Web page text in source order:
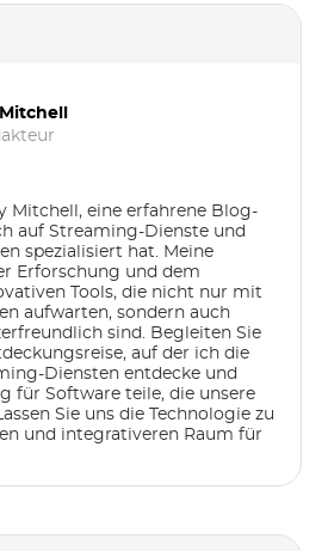
Mitchell, eine erfahrene Blog-
auf Streaming-Dienste und
spezialisiert hat. Meine
Erforschung und dem
Tools, die nicht nur mit
aufwarten, sondern auch
sind. Begleiten Sie
auf der ich die
Diensten entdecke und
für Software teile, die unsere
Sie uns die Technologie zu
und integrativeren Raum für